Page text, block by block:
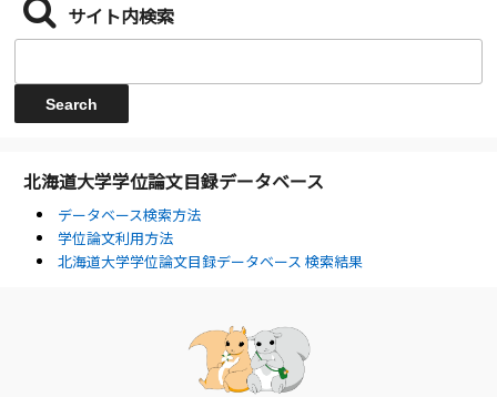
サイト内検索
北海道大学学位論文目録データベース
データベース検索方法
学位論文利用方法
北海道大学学位論文目録データベース 検索結果